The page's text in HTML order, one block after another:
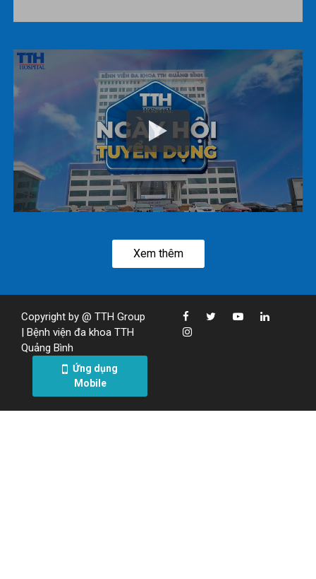
Xem thêm
Copyright by @ TTH Group
| Bệnh viện đa khoa TTH
Quảng Bình
Ứng dụng
Mobile